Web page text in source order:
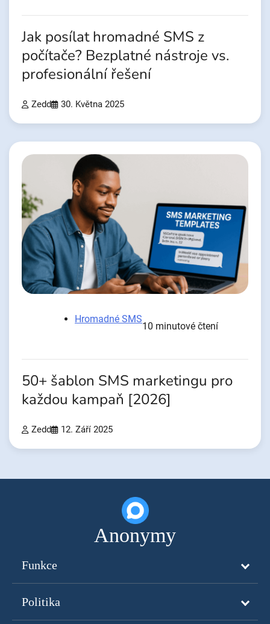
Jak posílat hromadné SMS z
počítače? Bezplatné nástroje vs.
profesionální řešení
Zedd 30. Května 2025
Hromadné SMS
10 minutové čtení
50+ šablon SMS marketingu pro
každou kampaň [2026]
Zedd 12. Září 2025
Anonymy
Funkce
Politika